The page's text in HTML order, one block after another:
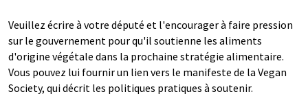
Veuillez écrire à votre député et l'encourager à faire pression
sur le gouvernement pour qu'il soutienne les aliments
d'origine végétale dans la prochaine stratégie alimentaire.
Vous pouvez lui fournir un lien vers le manifeste de la Vegan
Society, qui décrit les politiques pratiques à soutenir.